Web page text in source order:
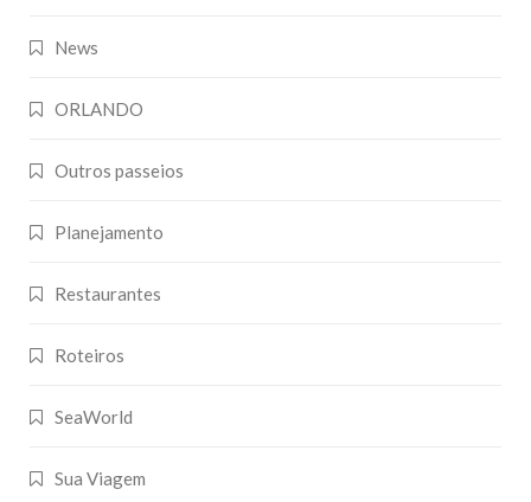
News
ORLANDO
Outros passeios
Planejamento
Restaurantes
Roteiros
SeaWorld
Sua Viagem